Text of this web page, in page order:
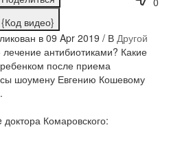
{Код видео}
в 09 Apr 2019 / В Другой
антибиотиками? Какие
после приема
шоумену Евгению Кошевому
Комаровского: